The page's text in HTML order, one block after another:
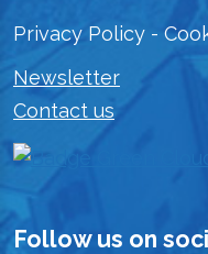
Privacy Policy -
Newsletter
Contact us
Follow us on